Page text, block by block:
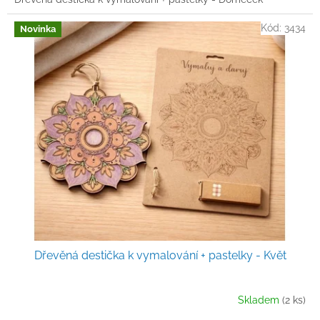
Novinka
Dřevěná destička k vymalování + pastelky - Květ
Skladem (2 ks)
Kód: 3434